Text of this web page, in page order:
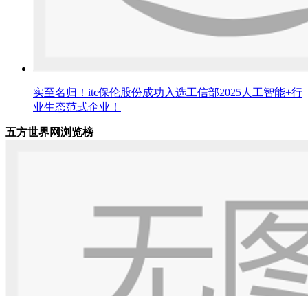
实至名归！itc保伦股份成功入选工信部2025人工智能+行
业生态范式企业！
五方世界网浏览榜